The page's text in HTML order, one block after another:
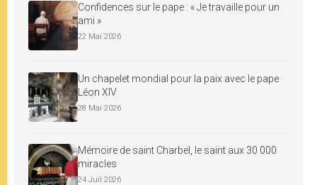
Confidences sur le pape : « Je travaille pour un
ami »
22 Mai 2026
Un chapelet mondial pour la paix avec le pape
Léon XIV
28 Mai 2026
Mémoire de saint Charbel, le saint aux 30 000
miracles
24 Juil 2026